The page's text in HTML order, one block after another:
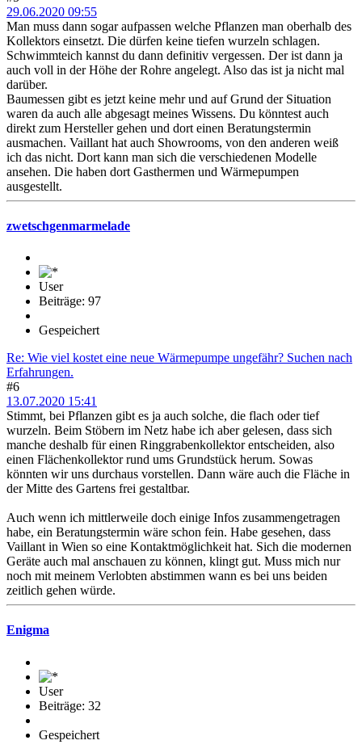
29.06.2020 09:55
Man muss dann sogar aufpassen welche Pflanzen man oberhalb des
Kollektors einsetzt. Die dürfen keine tiefen wurzeln schlagen.
Schwimmteich kannst du dann definitiv vergessen. Der ist dann ja
auch voll in der Höhe der Rohre angelegt. Also das ist ja nicht mal
darüber.
Baumessen gibt es jetzt keine mehr und auf Grund der Situation
waren da auch alle abgesagt meines Wissens. Du könntest auch
direkt zum Hersteller gehen und dort einen Beratungstermin
ausmachen. Vaillant hat auch Showrooms, von den anderen weiß
ich das nicht. Dort kann man sich die verschiedenen Modelle
ansehen. Die haben dort Gasthermen und Wärmepumpen
ausgestellt.
zwetschgenmarmelade
User
Beiträge: 97
Gespeichert
Re: Wie viel kostet eine neue Wärmepumpe ungefähr? Suchen nach
Erfahrungen.
#6
13.07.2020 15:41
Stimmt, bei Pflanzen gibt es ja auch solche, die flach oder tief
wurzeln. Beim Stöbern im Netz habe ich aber gelesen, dass sich
manche deshalb für einen Ringgrabenkollektor entscheiden, also
einen Flächenkollektor rund ums Grundstück herum. Sowas
könnten wir uns durchaus vorstellen. Dann wäre auch die Fläche in
der Mitte des Gartens frei gestaltbar.
Auch wenn ich mittlerweile doch einige Infos zusammengetragen
habe, ein Beratungstermin wäre schon fein. Habe gesehen, dass
Vaillant in Wien so eine Kontaktmöglichkeit hat. Sich die modernen
Geräte auch mal anschauen zu können, klingt gut. Muss mich nur
noch mit meinem Verlobten abstimmen wann es bei uns beiden
zeitlich gehen würde.
Enigma
User
Beiträge: 32
Gespeichert